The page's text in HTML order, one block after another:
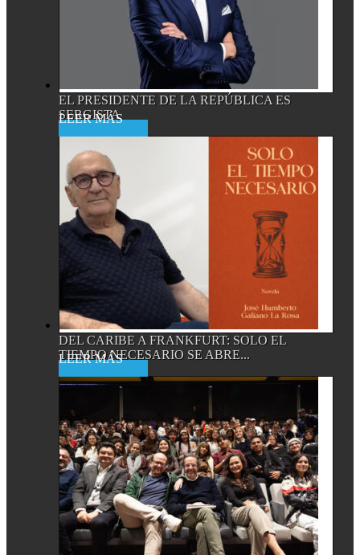
EL PRESIDENTE DE LA REPÚBLICA ES
SERGISTA
DEL CARIBE A FRANKFURT: SOLO EL
TIEMPO NECESARIO SE ABRE...